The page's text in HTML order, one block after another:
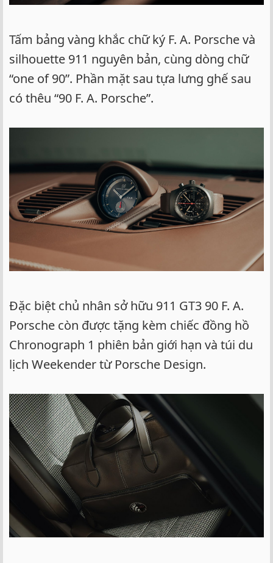
Tấm bảng vàng khắc chữ ký F. A. Porsche và
silhouette 911 nguyên bản, cùng dòng chữ
“one of 90”. Phần mặt sau tựa lưng ghế sau
có thêu “90 F. A. Porsche”.
Đặc biệt chủ nhân sở hữu 911 GT3 90 F. A.
Porsche còn được tặng kèm chiếc đồng hồ
Chronograph 1 phiên bản giới hạn và túi du
lịch Weekender từ Porsche Design.